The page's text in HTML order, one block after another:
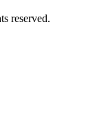
reserved.